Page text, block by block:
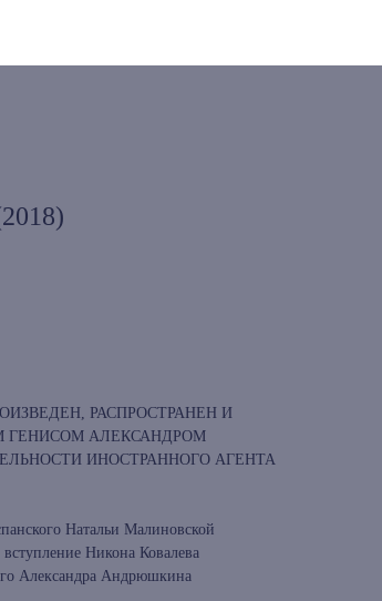
РАСПРОСТРАНЕН И
ГЕНИСОМ АЛЕКСАНДРОМ
ИНОСТРАННОГО АГЕНТА
Натальи Малиновской
Никона Ковалева
Александра Андрюшкина